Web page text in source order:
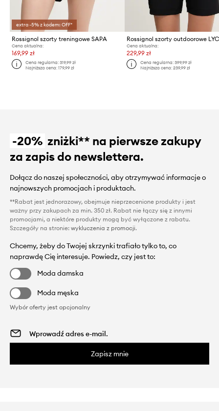
extra -5% z kodem: OFF*
Rossignol szorty treningowe SAPA
Cena aktualna:
169,99 zł
Cena regularna:319,99 zł
Najniższa cena:179,99 zł
Rossignol szorty outdoorowe
Cena aktualna:
229,99 zł
Cena regularna: 399,99 zł
Najniższa cena: 239,99 zł
-20% zniżki** na pierwsze zakupy
za zapis do newslettera.
Dołącz do naszej społeczności, aby otrzymywać informacje o
najnowszych promocjach i produktach.
**Rabat jest jednorazowy, obejmuje nieprzecenione produkty i jest
ważny przy zakupach za min. 350 zł. Rabat nie łączy się z innymi
promocjami, a niektóre produkty mogą być wyłączone z rabatu.
Szczegóły na stronie: wykluczenia z promocji.
Chcemy, żeby do Twojej skrzynki trafiało tylko to, co
naprawdę Cię interesuje. Powiedz, czy jest to:
Moda damska
Moda męska
Wybór oferty jest opcjonalny
Zapisz mnie